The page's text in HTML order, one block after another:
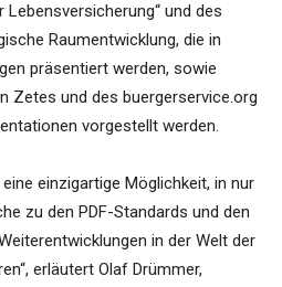
Lebensversicherung“ und des
Raumentwicklung, die in
präsentiert werden, sowie
Zetes und des buergerservice.org
vorgestellt werden.
eine einzigartige Möglichkeit, in nur
zu den PDF-Standards und den
in der Welt der
erläutert Olaf Drümmer,